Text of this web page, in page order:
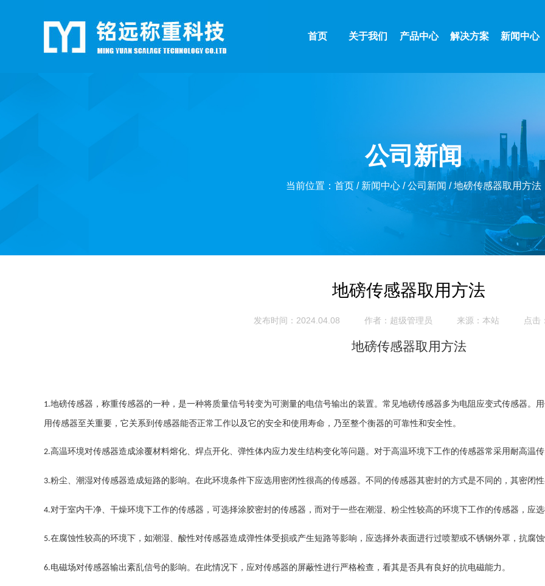
首页 关于我们 产品中心 解决方案 新闻中心
公司新闻
当前位置： 首页 / 新闻中心 /公司新闻 / 地磅传感器取用方法
地磅传感器取用方法
发布时间：2024.04.08 作者：超级管理员 来源：本站 点击
地磅传感器取用方法
1.地磅传感器，称重传感器的一种，是一种将质量信号转变为可测量的电信号输出的装置。常见地磅传感器多为电阻应变式传感器。
用传感器至关重要，它关系到传感器能否正常工作以及它的安全和使用寿命，乃至整个衡器的可靠性和安全性。
2.高温环境对传感器造成涂覆材料熔化、焊点开化、弹性体内应力发生结构变化等问题。对于高温环境下工作的传感器常采用耐高温
3.粉尘、潮湿对传感器造成短路的影响。在此环境条件下应选用密闭性很高的传感器。不同的传感器其密封的方式是不同的，其密闭
4.对于室内干净、干燥环境下工作的传感器，可选择涂胶密封的传感器，而对于一些在潮湿、粉尘性较高的环境下工作的传感器，应
5.在腐蚀性较高的环境下，如潮湿、酸性对传感器造成弹性体受损或产生短路等影响，应选择外表面进行过喷塑或不锈钢外罩，抗腐
6.电磁场对传感器输出紊乱信号的影响。在此情况下，应对传感器的屏蔽性进行严格检查，看其是否具有良好的抗电磁能力。